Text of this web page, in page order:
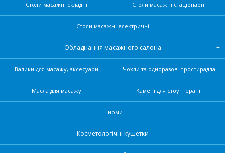
Столи масажні складні Столи масажні стаціонарні
Столи масажні електричні
Обладнання масажного салона
Валики для масажу, аксесуари Чохли та одноразові простирадла
Масла для масажу Камені для стоунтерапії
Ширми
Косметологічні кушетки